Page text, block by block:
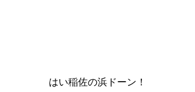
はい稲佐の浜ドーン！